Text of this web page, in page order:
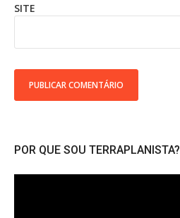
SITE
POR QUE SOU TERRAPLANISTA?